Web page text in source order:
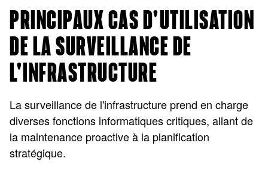
PRINCIPAUX CAS D'UTILISATION
DE LA SURVEILLANCE DE
L'INFRASTRUCTURE
La surveillance de l'infrastructure prend en charge
diverses fonctions informatiques critiques, allant de
la maintenance proactive à la planification
stratégique.